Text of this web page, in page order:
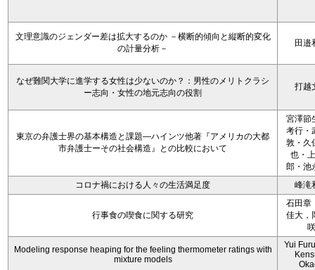
文理意識のジェンダー差は拡大するのか －横断的傾向と縦断的変化
の計量分析－
田邉
なぜ難関大学に進学する女性は少ないのか？：男性のメリトクラシ
ー志向・女性の地元志向の役割
打越
東京の弁護士界の基本構造と課題―ハインツ他著『アメリカの大都
市弁護士ーその社会構造』との比較において
宮澤節
考行・
敦・久
也・
郎・池
コロナ禍における人々の生活満足度
峰滝
行事食の喫食に関する研究
石田章
佳大，
咲
Modeling response heaping for the feeling thermometer ratings with
mixture models
Yui